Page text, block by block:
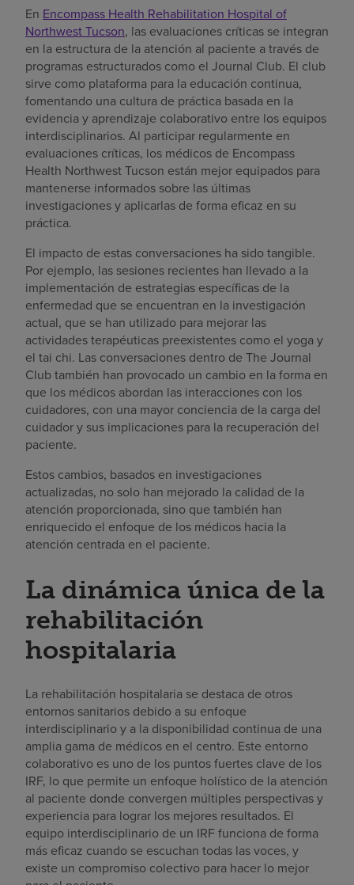
En Encompass Health Rehabilitation Hospital of
Northwest Tucson, las evaluaciones críticas se integran
en la estructura de la atención al paciente a través de
programas estructurados como el Journal Club. El club
sirve como plataforma para la educación continua,
fomentando una cultura de práctica basada en la
evidencia y aprendizaje colaborativo entre los equipos
interdisciplinarios. Al participar regularmente en
evaluaciones críticas, los médicos de Encompass
Health Northwest Tucson están mejor equipados para
mantenerse informados sobre las últimas
investigaciones y aplicarlas de forma eficaz en su
práctica.
El impacto de estas conversaciones ha sido tangible.
Por ejemplo, las sesiones recientes han llevado a la
implementación de estrategias específicas de la
enfermedad que se encuentran en la investigación
actual, que se han utilizado para mejorar las
actividades terapéuticas preexistentes como el yoga y
el tai chi. Las conversaciones dentro de The Journal
Club también han provocado un cambio en la forma en
que los médicos abordan las interacciones con los
cuidadores, con una mayor conciencia de la carga del
cuidador y sus implicaciones para la recuperación del
paciente.
Estos cambios, basados en investigaciones
actualizadas, no solo han mejorado la calidad de la
atención proporcionada, sino que también han
enriquecido el enfoque de los médicos hacia la
atención centrada en el paciente.
La dinámica única de la
rehabilitación
hospitalaria
La rehabilitación hospitalaria se destaca de otros
entornos sanitarios debido a su enfoque
interdisciplinario y a la disponibilidad continua de una
amplia gama de médicos en el centro. Este entorno
colaborativo es uno de los puntos fuertes clave de los
IRF, lo que permite un enfoque holístico de la atención
al paciente donde convergen múltiples perspectivas y
experiencia para lograr los mejores resultados. El
equipo interdisciplinario de un IRF funciona de forma
más eficaz cuando se escuchan todas las voces, y
existe un compromiso colectivo para hacer lo mejor